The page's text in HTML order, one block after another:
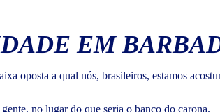
EM
oposta a qual nós, brasileiros, estamos
no lugar do que seria o banco do carona.